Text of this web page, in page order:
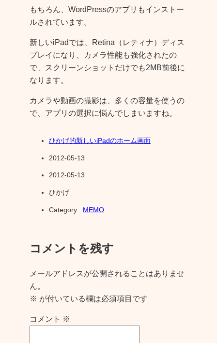
もちろん、WordPressのアプリもインストー
ルされています。
新しいiPadでは、Retina（レティナ）ディス
プレイになり、カメラ性能も強化されたの
で、スクリーンショットだけでも2MB前後に
なります。
カメラや動画の撮影は、多くの容量を使うの
で、アプリの選択に悩んでしまいますね。
ひかげ的新しいiPadのホーム画面
2012-05-13
2012-05-13
ひかげ
Category : MEMO
コメントを残す
メールアドレスが公開されることはありませ
ん。
※ が付いている欄は必須項目です
コメント ※